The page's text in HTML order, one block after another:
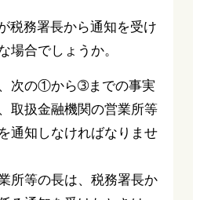
税務署長から通知を受け
場合でしょうか。
次の①から➂までの事実
取扱金融機関の営業所等
通知しなければなりませ
所等の長は、税務署長か